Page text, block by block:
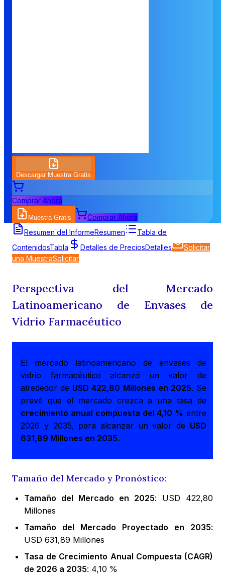
Descargar Muestra Gratis
Comprar Ahora
Muestra Gratis
Comprar Ahora
Resumen del InformeResumen
Tabla de
ContenidosTabla Detalles de PreciosDetalles
Solicitar
una MuestraSolicitar
Perspectiva del Mercado
Latinoamericano de Envases de
Vidrio Farmacéutico
El mercado latinoamericano de envases de
vidrio farmacéutico alcanzó un valor de
alrededor de USD 422,80 Millones en 2025. Se
prevé que el mercado crezca a una tasa de
crecimiento anual compuesta del 4,10 % entre
2026 y 2035, para alcanzar un valor de USD
631,89 Millones en 2035.
Tamaño del Mercado y Pronóstico:
Tamaño del Mercado en 2025: USD 422,80
Millones
Tamaño del Mercado Proyectado en 2035:
USD 631,89 Millones
Tasa de Crecimiento Anual Compuesta (CAGR)
de 2026 a 2035: 4,10 %